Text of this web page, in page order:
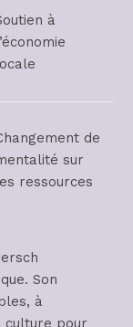
à
de
sur
ressources
Son
à
culture pour